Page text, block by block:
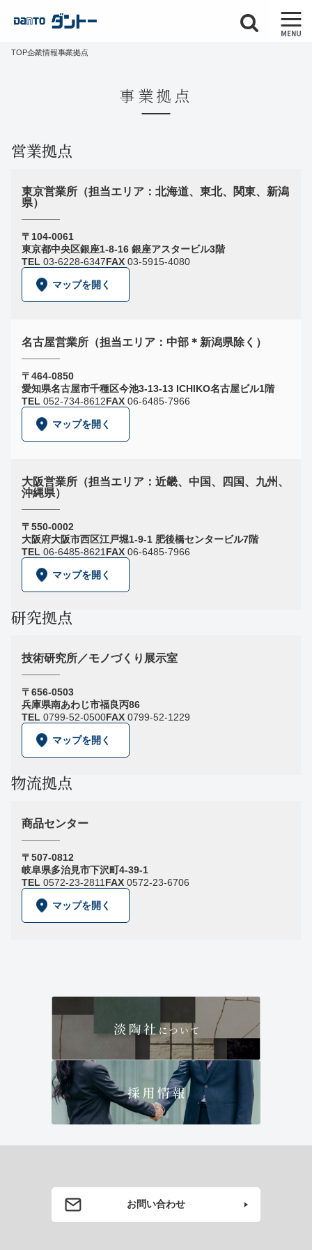
MENU
TOP企業情報事業拠点
事業拠点
営業拠点
東京営業所（担当エリア：北海道、東北、関東、新潟
県）
〒104-0061
東京都中央区銀座1-8-16 銀座アスタービル3階
TEL 03-6228-6347FAX03-5915-4080
マップを開く
名古屋営業所（担当エリア：中部＊新潟県除く）
〒464-0850
愛知県名古屋市千種区今池3-13-13 ICHIKO名古屋ビル1階
TEL 052-734-8612FAX06-6485-7966
マップを開く
大阪営業所（担当エリア：近畿、中国、四国、九州、
沖縄県）
〒550-0002
大阪府大阪市西区江戸堀1-9-1 肥後橋センタービル7階
TEL 06-6485-8621 FAX06-6485-7966
マップを開く
研究拠点
技術研究所／モノづくり展示室
〒656-0503
兵庫県南あわじ市福良丙86
TEL 0799-52-0500FAX0799-52-1229
マップを開く
物流拠点
商品センター
〒507-0812
岐阜県多治見市下沢町4-39-1
TEL 0572-23-2811 FAX0572-23-6706
マップを開く
お問い合わせ